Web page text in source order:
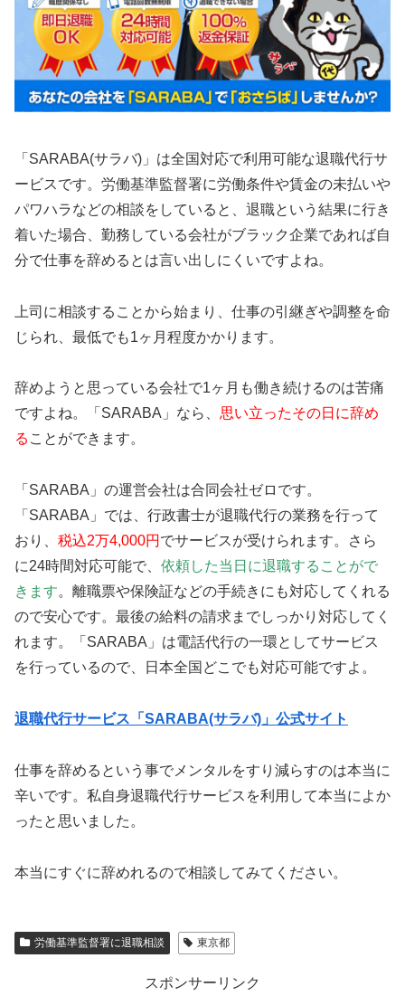
「SARABA(サラバ)」は全国対応で利用可能な退職代行サ
ービスです。労働基準監督署に労働条件や賃金の未払いや
パワハラなどの相談をしていると、退職という結果に行き
着いた場合、勤務している会社がブラック企業であれば自
分で仕事を辞めるとは言い出しにくいですよね。
上司に相談することから始まり、仕事の引継ぎや調整を命
じられ、最低でも1ヶ月程度かかります。
辞めようと思っている会社で1ヶ月も働き続けるのは苦痛
ですよね。「SARABA」なら、 思い立ったその日に辞め
る ことができます。
「SARABA」の運営会社は合同会社ゼロです。
「SARABA」では、行政書士が退職代行の業務を行って
おり、 税込2万4,000円 でサービスが受けられます。さら
に24時間対応可能で、 依頼した当日に退職することがで
きます。離職票や保険証などの手続きにも対応してくれる
ので安心です。最後の給料の請求までしっかり対応してく
れます。「SARABA」は電話代行の一環としてサービス
を行っているので、日本全国どこでも対応可能ですよ。
退職代行サービス「SARABA(サラバ)」公式サイト
仕事を辞めるという事でメンタルをすり減らすのは本当に
辛いです。私自身退職代行サービスを利用して本当によか
ったと思いました。
本当にすぐに辞めれるので相談してみてください。
労働基準監督署に退職相談 東京都
スポンサーリンク